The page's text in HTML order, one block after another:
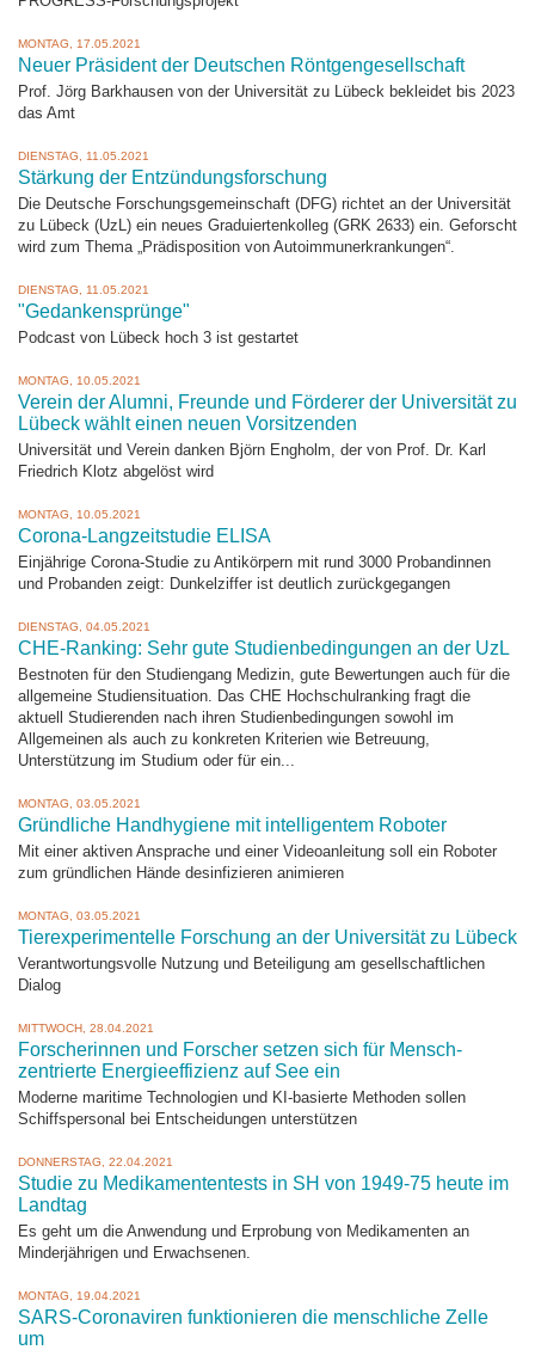
MONTAG, 17.05.2021
Neuer Präsident der Deutschen Röntgengesellschaft
Prof. Jörg Barkhausen von der Universität zu Lübeck bekleidet bis 2023
das Amt
DIENSTAG, 11.05.2021
Stärkung der Entzündungsforschung
Die Deutsche Forschungsgemeinschaft (DFG) richtet an der Universität
zu Lübeck (UzL) ein neues Graduiertenkolleg (GRK 2633) ein. Geforscht
wird zum Thema „Prädisposition von Autoimmunerkrankungen“.
DIENSTAG, 11.05.2021
"Gedankensprünge"
Podcast von Lübeck hoch 3 ist gestartet
MONTAG, 10.05.2021
Verein der Alumni, Freunde und Förderer der Universität zu
Lübeck wählt einen neuen Vorsitzenden
Universität und Verein danken Björn Engholm, der von Prof. Dr. Karl
Friedrich Klotz abgelöst wird
MONTAG, 10.05.2021
Corona-Langzeitstudie ELISA
Einjährige Corona-Studie zu Antikörpern mit rund 3000 Probandinnen
und Probanden zeigt: Dunkelziffer ist deutlich zurückgegangen
DIENSTAG, 04.05.2021
CHE-Ranking: Sehr gute Studienbedingungen an der UzL
Bestnoten für den Studiengang Medizin, gute Bewertungen auch für die
allgemeine Studiensituation. Das CHE Hochschulranking fragt die
aktuell Studierenden nach ihren Studienbedingungen sowohl im
Allgemeinen als auch zu konkreten Kriterien wie Betreuung,
Unterstützung im Studium oder für ein...
MONTAG, 03.05.2021
Gründliche Handhygiene mit intelligentem Roboter
Mit einer aktiven Ansprache und einer Videoanleitung soll ein Roboter
zum gründlichen Hände desinfizieren animieren
MONTAG, 03.05.2021
Tierexperimentelle Forschung an der Universität zu Lübeck
Verantwortungsvolle Nutzung und Beteiligung am gesellschaftlichen
Dialog
MITTWOCH, 28.04.2021
Forscherinnen und Forscher setzen sich für Mensch-
zentrierte Energieeffizienz auf See ein
Moderne maritime Technologien und KI-basierte Methoden sollen
Schiffspersonal bei Entscheidungen unterstützen
DONNERSTAG, 22.04.2021
Studie zu Medikamententests in SH von 1949-75 heute im
Landtag
Es geht um die Anwendung und Erprobung von Medikamenten an
Minderjährigen und Erwachsenen.
MONTAG, 19.04.2021
SARS-Coronaviren funktionieren die menschliche Zelle
um